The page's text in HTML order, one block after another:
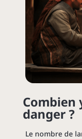
Combien
danger ?
Le nombre de